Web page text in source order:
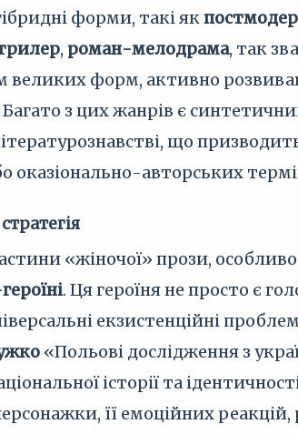
форми, такі як
, роман-мелодрама, так
великих форм, активно
Багато з цих жанрів є
що
оказіонально-авторських
«жіночої» прози, особливо
. Ця героїня не просто є
екзистенційні
«Польові дослідження з
історії та
її емоційних